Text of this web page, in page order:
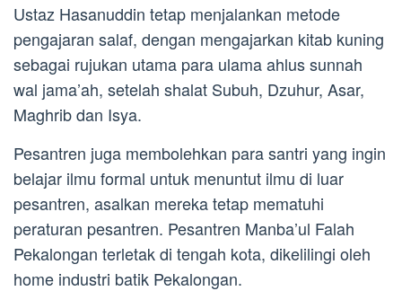
Ustaz Hasanuddin tetap menjalankan metode
pengajaran salaf, dengan mengajarkan kitab kuning
sebagai rujukan utama para ulama ahlus sunnah
wal jama’ah, setelah shalat Subuh, Dzuhur, Asar,
Maghrib dan Isya.
Pesantren juga membolehkan para santri yang ingin
belajar ilmu formal untuk menuntut ilmu di luar
pesantren, asalkan mereka tetap mematuhi
peraturan pesantren. Pesantren Manba’ul Falah
Pekalongan terletak di tengah kota, dikelilingi oleh
home industri batik Pekalongan.